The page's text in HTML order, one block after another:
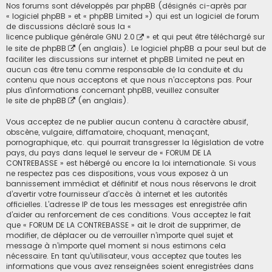
Nos forums sont développés par phpBB (désignés ci-après par
« logiciel phpBB » et « phpBB Limited ») qui est un logiciel de forum
de discussions déclaré sous la «
licence publique générale GNU 2.0
» et qui peut être téléchargé sur
le site de phpBB
(en anglais). Le logiciel phpBB a pour seul but de
faciliter les discussions sur internet et phpBB Limited ne peut en
aucun cas être tenu comme responsable de la conduite et du
contenu que nous acceptons et que nous n’acceptons pas. Pour
plus d’informations concernant phpBB, veuillez consulter
le site de phpBB
(en anglais).
Vous acceptez de ne publier aucun contenu à caractère abusif,
obscène, vulgaire, diffamatoire, choquant, menaçant,
pornographique, etc. qui pourrait transgresser la législation de votre
pays, du pays dans lequel le serveur de « FORUM DE LA
CONTREBASSE » est hébergé ou encore la loi internationale. Si vous
ne respectez pas ces dispositions, vous vous exposez à un
bannissement immédiat et définitif et nous nous réservons le droit
d’avertir votre fournisseur d’accès à internet et les autorités
officielles. L’adresse IP de tous les messages est enregistrée afin
d’aider au renforcement de ces conditions. Vous acceptez le fait
que « FORUM DE LA CONTREBASSE » ait le droit de supprimer, de
modifier, de déplacer ou de verrouiller n’importe quel sujet et
message à n’importe quel moment si nous estimons cela
nécessaire. En tant qu’utilisateur, vous acceptez que toutes les
informations que vous avez renseignées soient enregistrées dans